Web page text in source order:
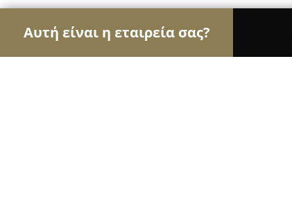
Αυτή είναι η εταιρεία σας?